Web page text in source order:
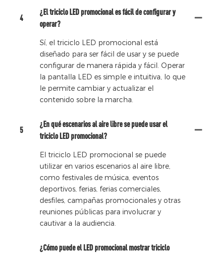
4
¿El triciclo LED promocional es fácil de configurar y
operar?
Sí, el triciclo LED promocional está
diseñado para ser fácil de usar y se puede
configurar de manera rápida y fácil. Operar
la pantalla LED es simple e intuitiva, lo que
le permite cambiar y actualizar el
contenido sobre la marcha.
5
¿En qué escenarios al aire libre se puede usar el
triciclo LED promocional?
El triciclo LED promocional se puede
utilizar en varios escenarios al aire libre,
como festivales de música, eventos
deportivos, ferias, ferias comerciales,
desfiles, campañas promocionales y otras
reuniones públicas para involucrar y
cautivar a la audiencia.
¿Cómo puede el LED promocional mostrar triciclo